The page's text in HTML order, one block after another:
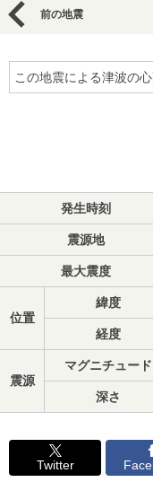
前の地震
この地震による津波の
発生時刻
震源地
最大震度
位置
緯度
経度
震源
マグニチュード
深さ
Twitter